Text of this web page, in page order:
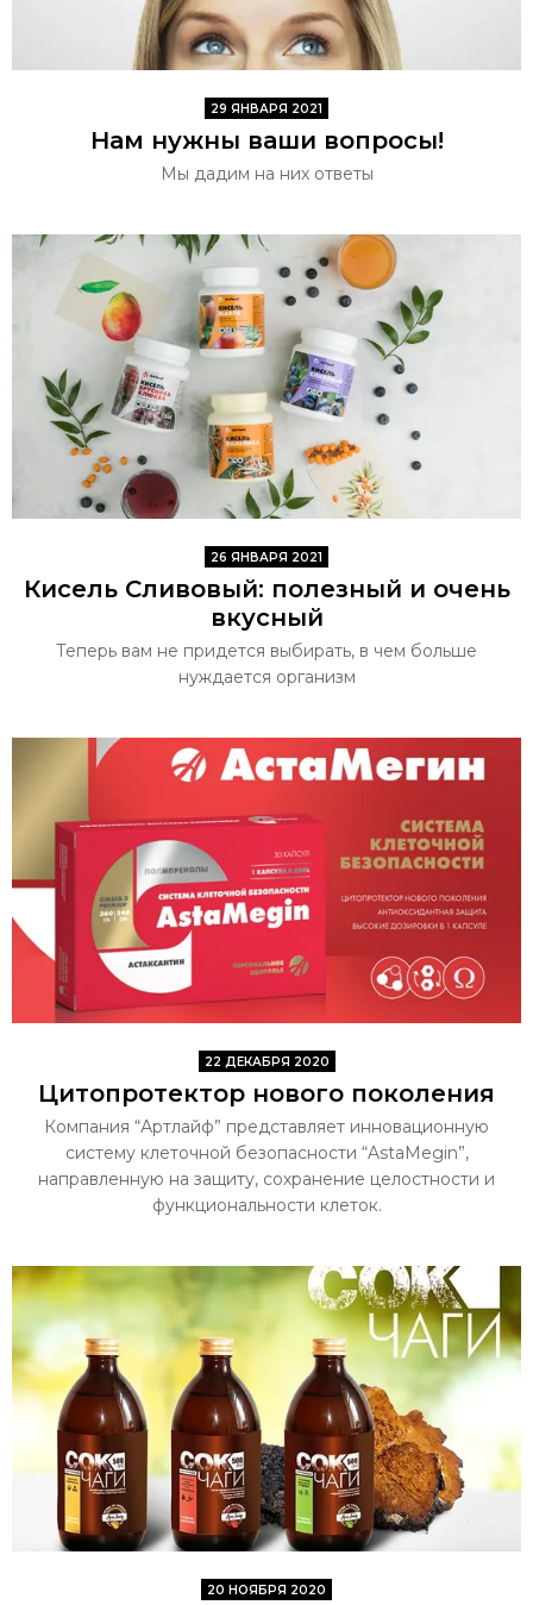
29 ЯНВАРЯ 2021
Нам нужны ваши вопросы!
Мы дадим на них ответы
26 ЯНВАРЯ 2021
Кисель Сливовый: полезный и очень
вкусный
Теперь вам не придется выбирать, в чем больше
нуждается организм
22 ДЕКАБРЯ 2020
Цитопротектор нового поколения
Компания “Артлайф” представляет инновационную
систему клеточной безопасности “AstaMegin”,
направленную на защиту, сохранение целостности и
функциональности клеток.
20 НОЯБРЯ 2020